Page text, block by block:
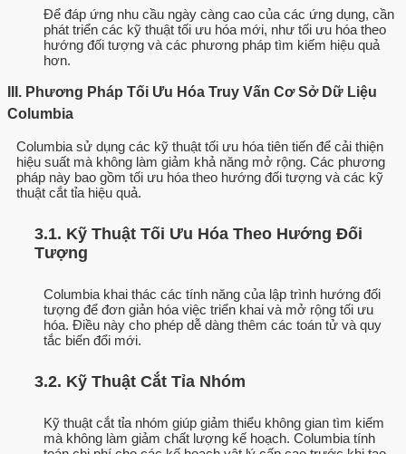
Để đáp ứng nhu cầu ngày càng cao của các ứng dụng, cần
phát triển các kỹ thuật tối ưu hóa mới, như tối ưu hóa theo
hướng đối tượng và các phương pháp tìm kiếm hiệu quả
hơn.
III. Phương Pháp Tối Ưu Hóa Truy Vấn Cơ Sở Dữ Liệu
Columbia
Columbia sử dụng các kỹ thuật tối ưu hóa tiên tiến để cải thiện
hiệu suất mà không làm giảm khả năng mở rộng. Các phương
pháp này bao gồm tối ưu hóa theo hướng đối tượng và các kỹ
thuật cắt tỉa hiệu quả.
3.1. Kỹ Thuật Tối Ưu Hóa Theo Hướng Đối
Tượng
Columbia khai thác các tính năng của lập trình hướng đối
tượng để đơn giản hóa việc triển khai và mở rộng tối ưu
hóa. Điều này cho phép dễ dàng thêm các toán tử và quy
tắc biến đổi mới.
3.2. Kỹ Thuật Cắt Tỉa Nhóm
Kỹ thuật cắt tỉa nhóm giúp giảm thiểu không gian tìm kiếm
mà không làm giảm chất lượng kế hoạch. Columbia tính